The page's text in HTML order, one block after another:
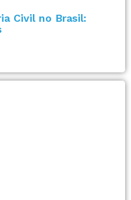
Civil no Brasil: